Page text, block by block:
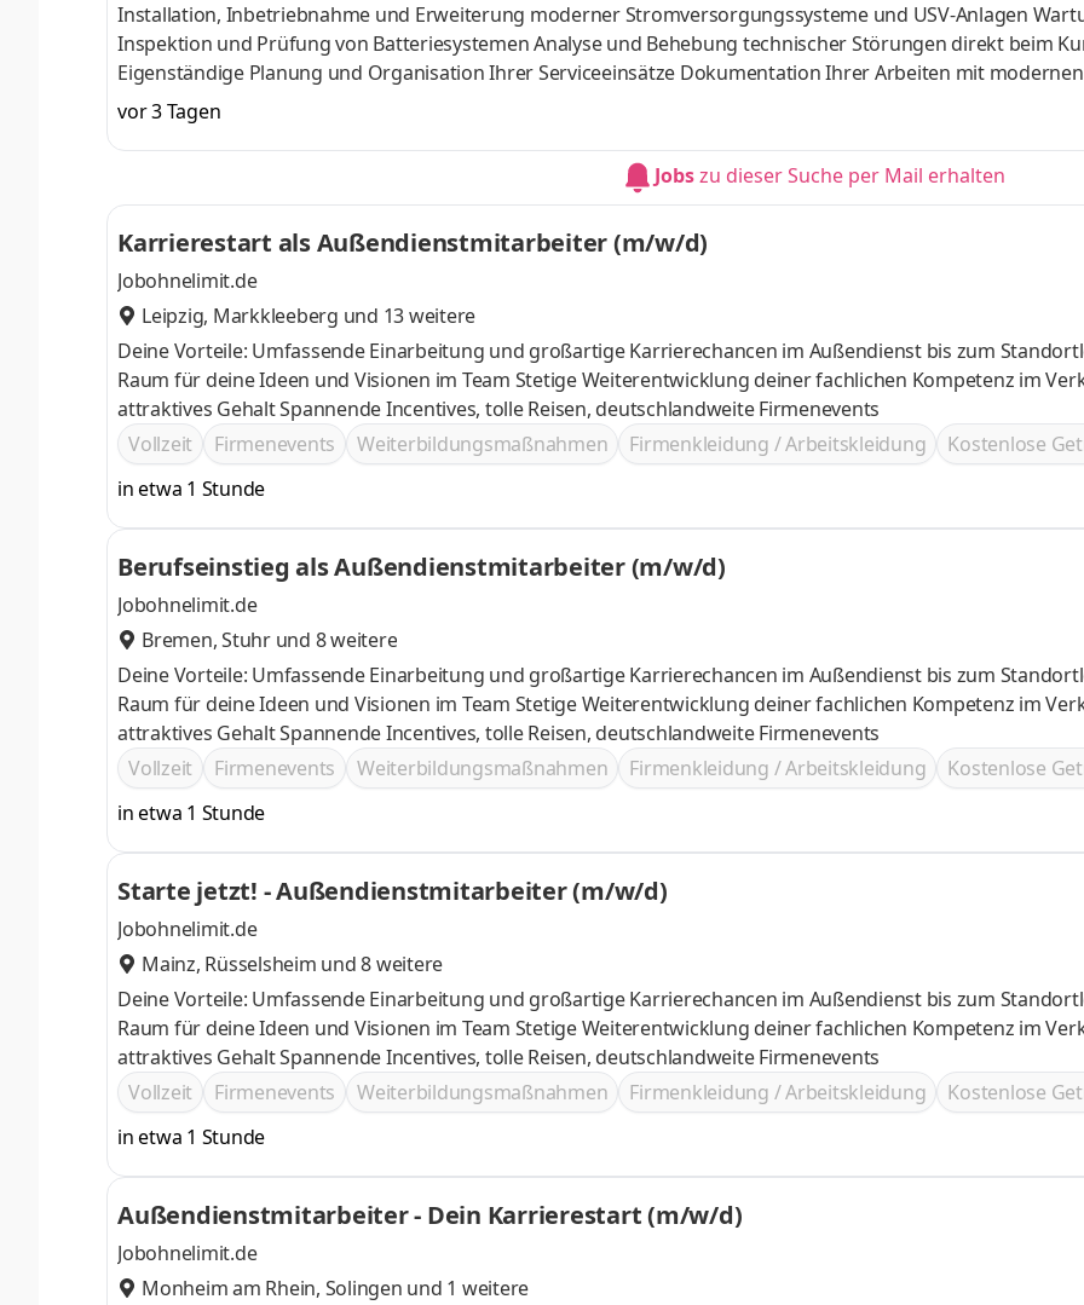
Installation, Inbetriebnahme und Erweiterung moderner Stromversorgungssysteme und USV-Anlagen
Inspektion und Prüfung von Batteriesystemen Analyse und Behebung technischer Störungen direkt beim
Eigenständige Planung und Organisation Ihrer Serviceeinsätze Dokumentation Ihrer Arbeiten mit modernen
digitalen Tools Technische Einweisung und Schulung unserer Kunden Kompetente Betreuung unserer
Unterstützung bei technischen Optimierungen Sie bleiben technologisch am Puls der Zeit, erweitern
Ihr Fachwissen im Bereich Energieversorgung, Rechenzentren und Digitalisierung und bringen neue
vor 3 Tagen
Jobszu dieser Suche per Mail erhalten
Karrierestart als Außendienstmitarbeiter (m/w/d)
Jobohnelimit.de
Leipzig, Markkleeberg und 13 weitere
Deine Vorteile: Umfassende Einarbeitung und großartige Karrierechancen im Außendienst bis zum
Raum für deine Ideen und Visionen im Team Stetige Weiterentwicklung deiner fachlichen Kompetenz im Verkauf und
attraktives Gehalt Spannende Incentives, tolle Reisen, deutschlandweite Firmenevents
Vollzeit
Firmenevents Weiterbildungsmaßnahmen Firmenkleidung / Arbeitskleidung Kostenlose
in etwa 1 Stunde
Berufseinstieg als Außendienstmitarbeiter (m/w/d)
Jobohnelimit.de
Bremen,Stuhrund 8 weitere
Deine Vorteile: Umfassende Einarbeitung und großartige Karrierechancen im Außendienst bis zum
Raum für deine Ideen und Visionen im Team Stetige Weiterentwicklung deiner fachlichen Kompetenz im Verkauf und
attraktives Gehalt Spannende Incentives, tolle Reisen, deutschlandweite Firmenevents
Vollzeit
Firmenevents Weiterbildungsmaßnahmen Firmenkleidung / Arbeitskleidung Kostenlose
in etwa 1 Stunde
Starte jetzt! - Außendienstmitarbeiter (m/w/d)
Jobohnelimit.de
Mainz, Rüsselsheim und 8 weitere
Deine Vorteile: Umfassende Einarbeitung und großartige Karrierechancen im Außendienst bis zum
Raum für deine Ideen und Visionen im Team Stetige Weiterentwicklung deiner fachlichen Kompetenz im Verkauf und
attraktives Gehalt Spannende Incentives, tolle Reisen, deutschlandweite Firmenevents
Vollzeit
Firmenevents Weiterbildungsmaßnahmen Firmenkleidung / Arbeitskleidung Kostenlose
in etwa 1 Stunde
Außendienstmitarbeiter - Dein Karrierestart (m/w/d)
Jobohnelimit.de
Monheim am Rhein, Solingen und 1 weitere